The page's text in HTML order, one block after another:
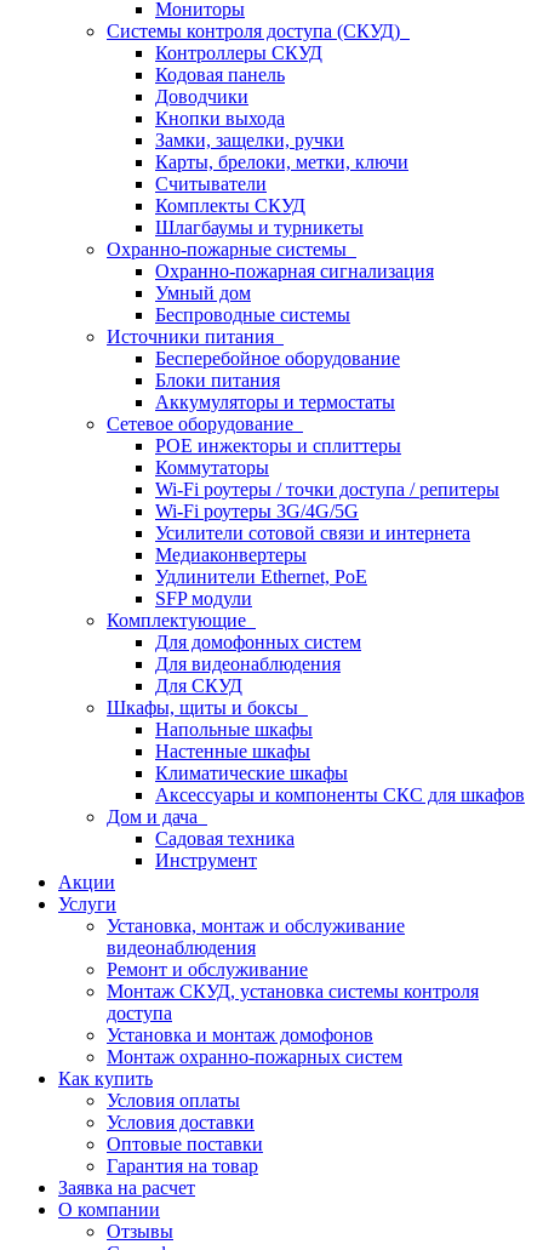
Мониторы
Системы контроля доступа (СКУД)
Контроллеры СКУД
Кодовая панель
Доводчики
Кнопки выхода
Замки, защелки, ручки
Карты, брелоки, метки, ключи
Считыватели
Комплекты СКУД
Шлагбаумы и турникеты
Охранно-пожарные системы
Охранно-пожарная сигнализация
Умный дом
Беспроводные системы
Источники питания
Бесперебойное оборудование
Блоки питания
Аккумуляторы и термостаты
Сетевое оборудование
POE инжекторы и сплиттеры
Коммутаторы
Wi-Fi роутеры / точки доступа / репитеры
Wi-Fi роутеры 3G/4G/5G
Усилители сотовой связи и интернета
Медиаконвертеры
Удлинители Ethernet, PoE
SFP модули
Комплектующие
Для домофонных систем
Для видеонаблюдения
Для СКУД
Шкафы, щиты и боксы
Напольные шкафы
Настенные шкафы
Климатические шкафы
Аксессуары и компоненты СКС для шкафов
Дом и дача
Садовая техника
Инструмент
Акции
Услуги
Установка, монтаж и обслуживание
видеонаблюдения
Ремонт и обслуживание
Монтаж СКУД, установка системы контроля
доступа
Установка и монтаж домофонов
Монтаж охранно-пожарных систем
Как купить
Условия оплаты
Условия доставки
Оптовые поставки
Гарантия на товар
Заявка на расчет
О компании
Отзывы